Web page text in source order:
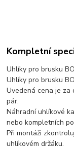
Kompletní
Uhlíky pro brusku
Uhlíky pro brusku
Uvedená cena je za
pár.
Náhradní uhlíkové
nebo kompletních
Při montáži
uhlíkovém držáku.